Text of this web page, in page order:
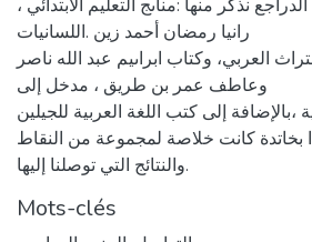
نذكر منها :مناىج التعليم الابتدائي ،
رانيا رمضان أحمد زين .اللسانيات
العربي، وكتاب ابراىيم عبد الله ناصر
وعاطف عمر بن طريق ، مدخل إلى
،بالإضافة إلى كتب اللغة العربية للجيلين.
بخاتدة كانت خلاصة لمجموعة من النقاط
والنتائج التي توصلنا إليها.
Mots-clés